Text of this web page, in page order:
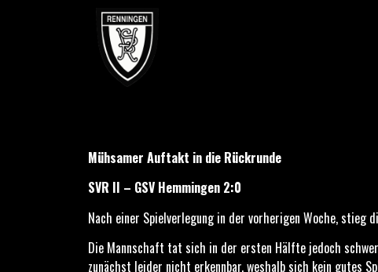
Mühsamer Auftakt in die Rückrunde
SVR II – GSV Hemmingen 2:0
Nach einer Spielverlegung in der vorherigen Woche, stieg
Die Mannschaft tat sich in der ersten Hälfte jedoch
zunächst leider nicht erkennbar, weshalb sich kein gutes